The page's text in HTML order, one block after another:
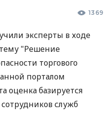
1369
эксперты в ходе
"Решение
торгового
порталом
оценка базируется
служб